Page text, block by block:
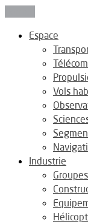
Espace
Vols
Industrie
Groupes